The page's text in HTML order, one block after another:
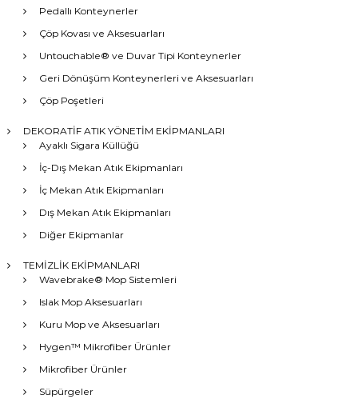
Pedallı Konteynerler
Çöp Kovası ve Aksesuarları
Untouchable® ve Duvar Tipi Konteynerler
Geri Dönüşüm Konteynerleri ve Aksesuarları
Çöp Poşetleri
DEKORATİF ATIK YÖNETİM EKİPMANLARI
Ayaklı Sigara Küllüğü
İç-Dış Mekan Atık Ekipmanları
İç Mekan Atık Ekipmanları
Dış Mekan Atık Ekipmanları
Diğer Ekipmanlar
TEMİZLİK EKİPMANLARI
Wavebrake® Mop Sistemleri
Islak Mop Aksesuarları
Kuru Mop ve Aksesuarları
Hygen™ Mikrofiber Ürünler
Mikrofiber Ürünler
Süpürgeler